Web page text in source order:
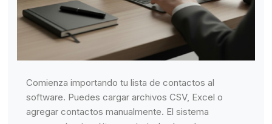
Comienza importando tu lista de contactos al
software. Puedes cargar archivos CSV, Excel o
agregar contactos manualmente. El sistema